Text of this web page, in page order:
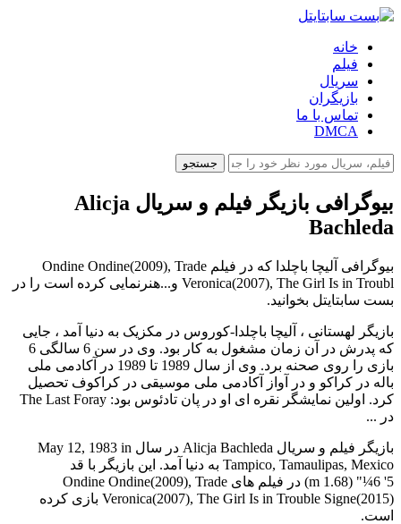
خانه
فیلم
سریال
بازیگران
تماس با ما
DMCA
جستجو
بیوگرافی بازیگر فیلم و سریال Alicja
Bachleda
بیوگرافی آلیچا باچلدا که در فیلم Ondine Ondine(2009), Trade
Veronica(2007), The Girl Is in Troubl و...هنرنمایی کرده است را در
بست سابتایتل بخوانید.
بازیگر لهستانی ، آلیچا باچلدا-کوروس در مکزیک به دنیا آمد ، جایی
که پدرش در آن زمان مشغول به کار بود. وی در سن 6 سالگی 6
بازی را روی صحنه برد. وی از سال 1989 تا 1989 در آکادمی ملی
باله در کراکو و در آواز آکادمی ملی موسیقی در کراکوف تحصیل
کرد. اولین نمایشگر نقره ای او در پان تادئوس بود: The Last Foray
در ...
بازیگر فیلم و سریال Alicja Bachleda در سال May 12, 1983 in
Tampico, Tamaulipas, Mexico به دنیا آمد. این بازیگر با قد
5' 6¼" (1.68 m) در فیلم های Ondine Ondine(2009), Trade
Veronica(2007), The Girl Is in Trouble Signe(2015) بازی کرده
است.